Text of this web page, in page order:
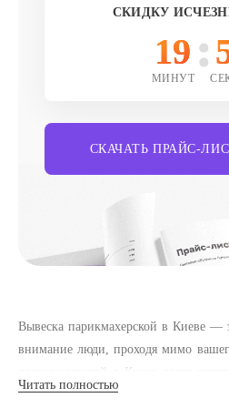
СКИДКУ
19
МИНУТ
СКАЧАТЬ ПРАЙС-
Вывеска парикмахерской в Киеве —
внимание люди, проходя мимо
парикмахерской в Киеве часто
клиент решает пойти «на стрижку»
Читать полностью